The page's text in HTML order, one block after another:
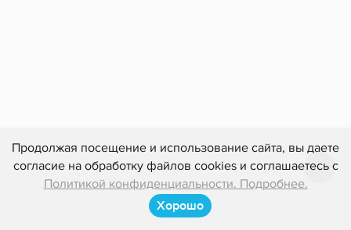
Продолжая посещение и использование сайта, вы даете
согласие на обработку файлов cookies и соглашаетесь с
Политикой конфиденциальности. Подробнее.
Хорошо